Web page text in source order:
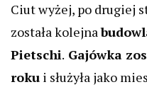
Ciut wyżej, po drugiej
została kolejna
Pietschi. Gajówka
roku i służyła jako